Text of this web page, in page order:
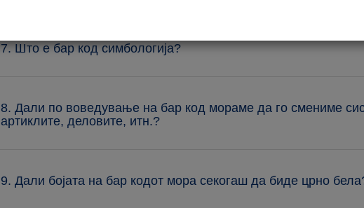
7. Што е бар код симбологија?
8. Дали по воведување на бар код мораме да го смениме
артиклите, деловите, итн.?
9. Дали бојата на бар кодот мора секогаш да биде црно